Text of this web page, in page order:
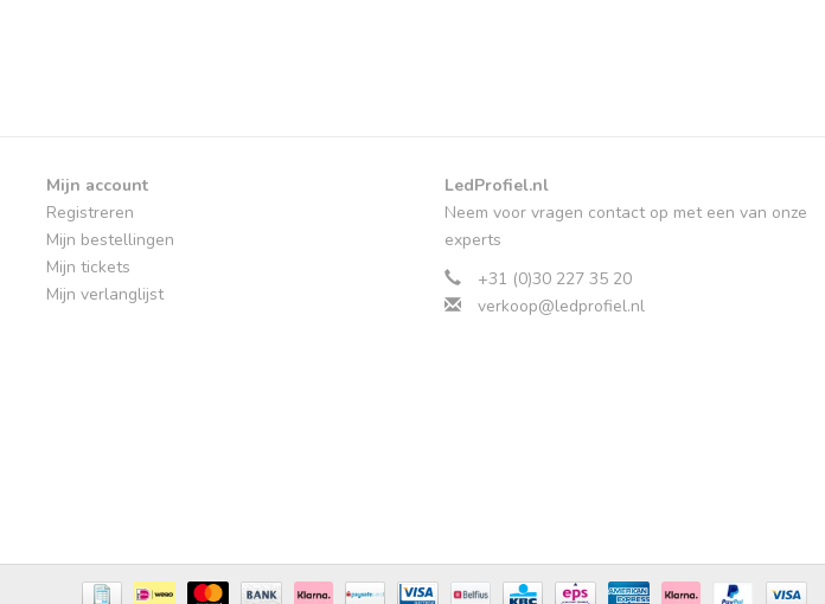
Mijn account
Registreren
Mijn bestellingen
Mijn tickets
Mijn verlanglijst
LedProfiel.nl
Neem voor vragen contact op met een van onze
experts
+31 (0)30 227 35 20
verkoop@ledprofiel.nl